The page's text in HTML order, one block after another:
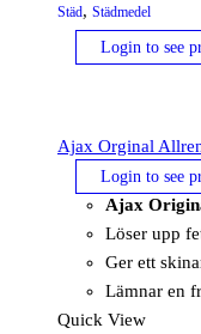
Städ, Städmedel
Login to see
Ajax Orginal
Login to see
Ajax
Löser upp
Ger ett
Lämnar en
Quick View